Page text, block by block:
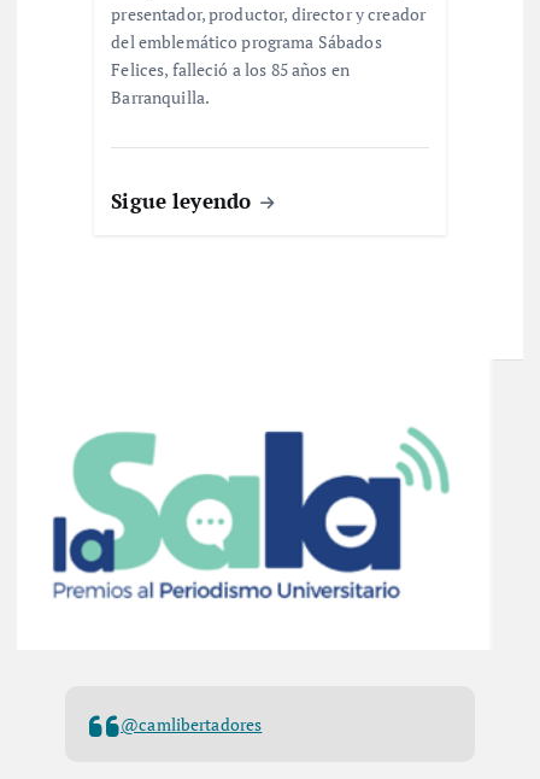
presentador, productor, director y creador
del emblemático programa Sábados
Felices, falleció a los 85 años en
Barranquilla.
Sigue leyendo
@camlibertadores